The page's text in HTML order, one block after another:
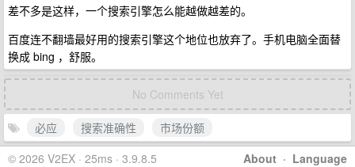
差不多是这样，一个搜索引擎怎么能越做越差的。
百度连不翻墙最好用的搜索引擎这个地位也放弃了。手机电脑全面替
换成 bing ，舒服。
No Comments Yet
必应 搜索准确性
市场份额
About · Language
© 2026 V2EX · 25ms · 3.9.8.5